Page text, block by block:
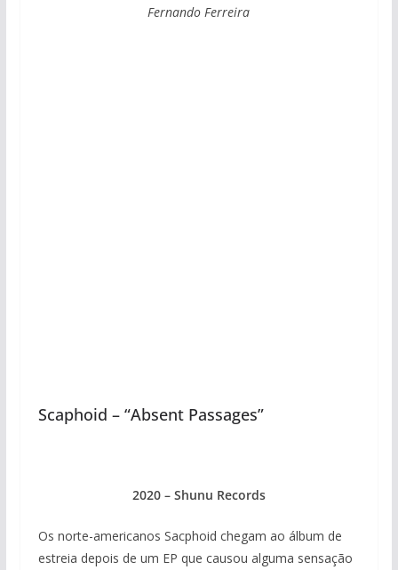
Fernando Ferreira
Scaphoid – “Absent Passages”
2020 – Shunu Records
Os norte-americanos Sacphoid chegam ao álbum de
estreia depois de um EP que causou alguma sensação